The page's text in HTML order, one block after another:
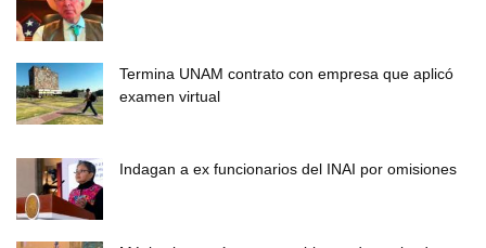
Termina UNAM contrato con empresa que aplicó
examen virtual
Indagan a ex funcionarios del INAI por omisiones